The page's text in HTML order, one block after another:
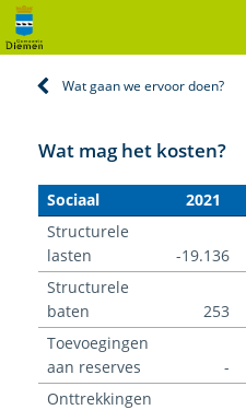
Home
Wat gaan we ervoor doen?
Wat mag het kosten?
Sociaal 2021
Structurele
lasten
-19.136
Structurele
baten
253
Toevoegingen
aan reserves
-
Onttrekkingen